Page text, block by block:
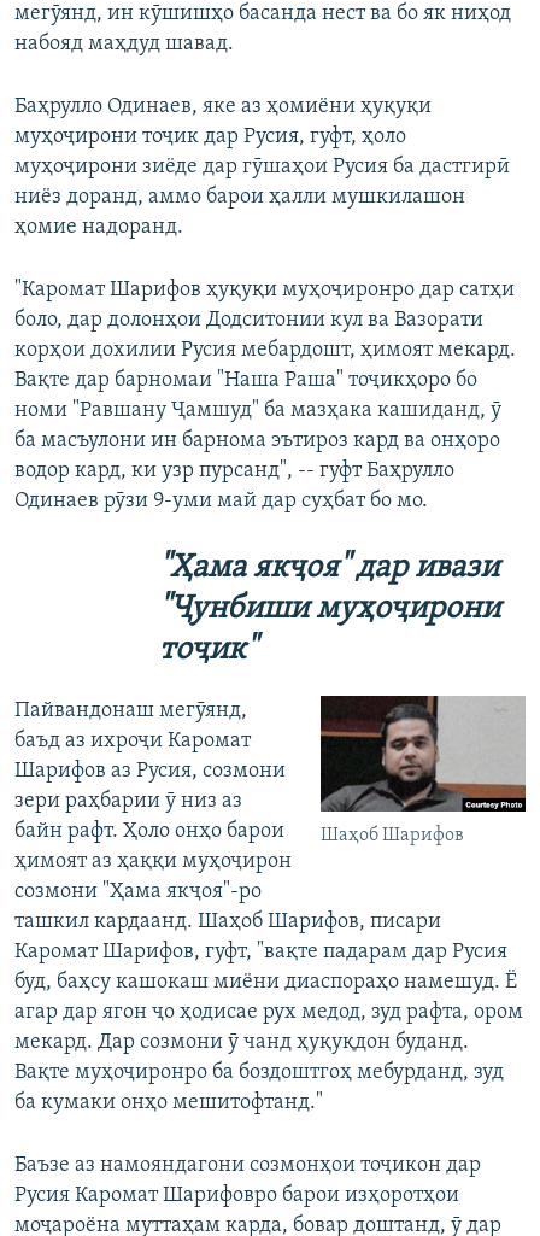
мегӯянд, ин кӯшишҳо басанда нест ва бо як ниҳод
набояд маҳдуд шавад.
Баҳрулло Одинаев, яке аз ҳомиёни ҳуқуқи
муҳоҷирони тоҷик дар Русия, гуфт, ҳоло
муҳоҷирони зиёде дар гӯшаҳои Русия ба дастгирӣ
ниёз доранд, аммо барои ҳалли мушкилашон
ҳомие надоранд.
"Каромат Шарифов ҳуқуқи муҳоҷиронро дар сатҳи
боло, дар долонҳои Додситонии кул ва Вазорати
корҳои дохилии Русия мебардошт, ҳимоят мекард.
Вақте дар барномаи "Наша Раша" тоҷикҳоро бо
номи "Равшану Ҷамшуд" ба мазҳака кашиданд, ӯ
ба масъулони ин барнома эътироз кард ва онҳоро
водор кард, ки узр пурсанд", -- гуфт Баҳрулло
Одинаев рӯзи 9-уми май дар суҳбат бо мо.
"Ҳама якҷоя" дар ивази
"Ҷунбиши муҳоҷирони
тоҷик"
Шаҳоб Шарифов
Пайвандонаш мегӯянд,
баъд аз ихроҷи Каромат
Шарифов аз Русия, созмони
зери раҳбарии ӯ низ аз
байн рафт. Ҳоло онҳо барои
ҳимоят аз ҳаққи муҳоҷирон
созмони "Ҳама якҷоя"-ро
ташкил кардаанд. Шаҳоб Шарифов, писари
Каромат Шарифов, гуфт, "вақте падарам дар Русия
буд, баҳсу кашокаш миёни диаспораҳо намешуд. Ё
агар дар ягон ҷо ҳодисае рух медод, зуд рафта, ором
мекард. Дар созмони ӯ чанд ҳуқуқдон буданд.
Вақте муҳоҷиронро ба боздоштгоҳ мебурданд, зуд
ба кумаки онҳо мешитофтанд."
Баъзе аз намояндагони созмонҳои тоҷикон дар
Русия Каромат Шарифовро барои изҳоротҳои
моҷароёна муттаҳам карда, бовар доштанд, ӯ дар